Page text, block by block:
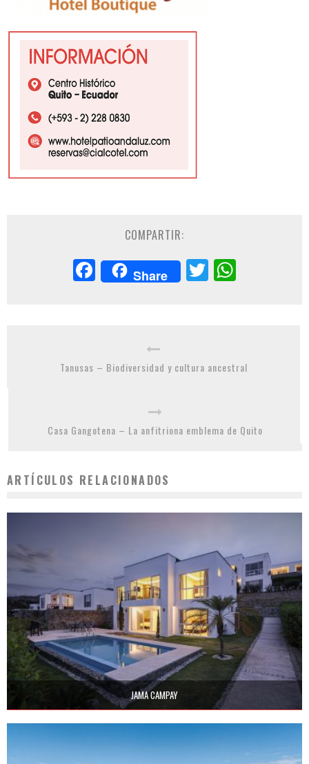
COMPARTIR:
Facebook
Share Twitter
Tanusas – Biodiversidad y cultura ancestral
Casa Gangotena – La anfitriona emblema de Quito
ARTÍCULOS RELACIONADOS
JAMA CAMPAY